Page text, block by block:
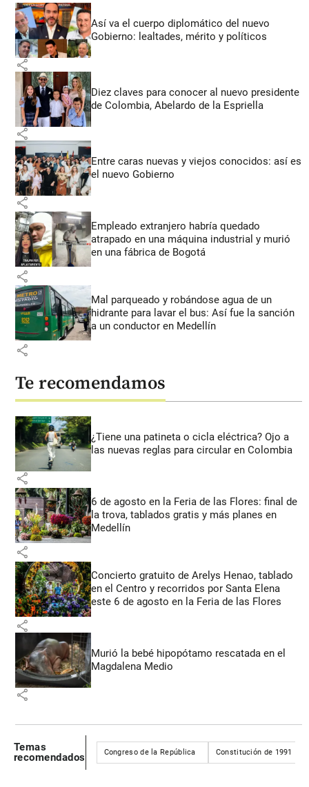
Así va el cuerpo diplomático del nuevo
Gobierno: lealtades, mérito y políticos
share
Diez claves para conocer al nuevo presidente
de Colombia, Abelardo de la Espriella
share
Entre caras nuevas y viejos conocidos: así es
el nuevo Gobierno
share
Empleado extranjero habría quedado
atrapado en una máquina industrial y murió
en una fábrica de Bogotá
share
Mal parqueado y robándose agua de un
hidrante para lavar el bus: Así fue la sanción
a un conductor en Medellín
share
Te recomendamos
¿Tiene una patineta o cicla eléctrica? Ojo a
las nuevas reglas para circular en Colombia
share
6 de agosto en la Feria de las Flores: final de
la trova, tablados gratis y más planes en
Medellín
share
Concierto gratuito de Arelys Henao, tablado
en el Centro y recorridos por Santa Elena
este 6 de agosto en la Feria de las Flores
share
Murió la bebé hipopótamo rescatada en el
Magdalena Medio
share
Temas
recomendados
Congreso de la República Constitución de 1991